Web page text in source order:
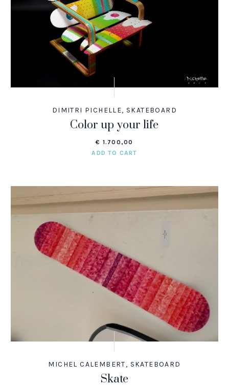
DIMITRI PICHELLE, SKATEBOARD
Color up your life
€ 1.700,00
ADD TO CART
MICHEL CALEMBERT, SKATEBOARD
Skate